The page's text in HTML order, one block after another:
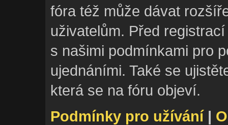
fóra též může dávat
uživatelům. Před
s našimi podmínkami pro
ujednáními. Také se
která se na fóru objeví.
Podmínky pro užívání|